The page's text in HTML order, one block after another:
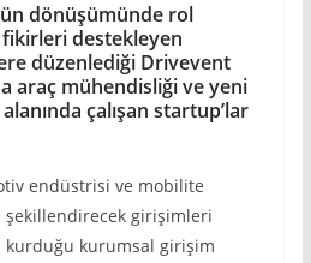
dönüşümünde rol
destekleyen
düzenlediği Drivevent
araç mühendisliği ve yeni
çalışan startup’lar
endüstrisi ve mobilite
şekillendirecek girişimleri
kurduğu kurumsal girişim